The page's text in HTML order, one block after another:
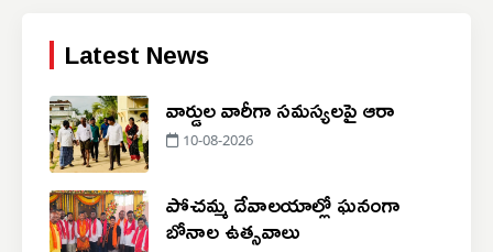
Latest News
వార్డుల వారీగా సమస్యలపై ఆరా
10-08-2026
పోచమ్మ దేవాలయాల్లో ఘనంగా
బోనాల ఉత్సవాలు